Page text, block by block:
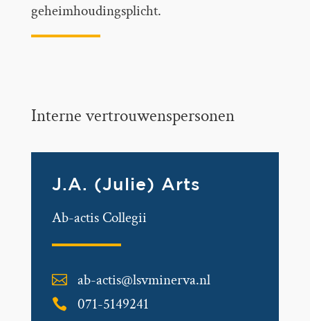
geheimhoudingsplicht.
Interne vertrouwenspersonen
J.A. (Julie) Arts
Ab-actis Collegii
 ab-actis@lsvminerva.nl
 071-5149241